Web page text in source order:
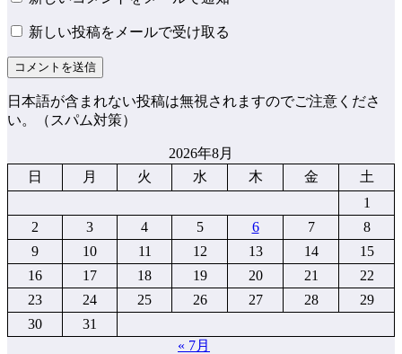
新しい投稿をメールで受け取る
日本語が含まれない投稿は無視されますのでご注意くださ
い。（スパム対策）
2026年8月
日
月 火 水 木 金
土
1
2
3 4 5 6 7
8
9
10 11 12 13 14
15
16
17 18 19 20 21
22
23
24 25 26 27 28
29
30
31
« 7月